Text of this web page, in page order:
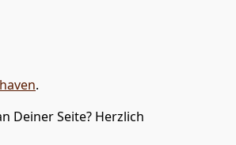
.
Deiner Seite? Herzlich